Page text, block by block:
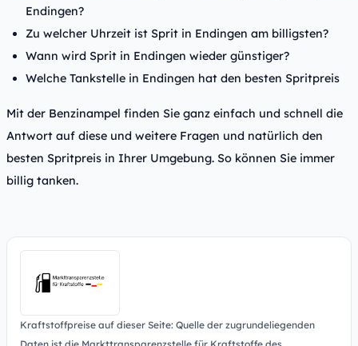
Endingen?
Zu welcher Uhrzeit ist Sprit in Endingen am billigsten?
Wann wird Sprit in Endingen wieder günstiger?
Welche Tankstelle in Endingen hat den besten Spritpreis
Mit der Benzinampel finden Sie ganz einfach und schnell die
Antwort auf diese und weitere Fragen und natürlich den
besten Spritpreis in Ihrer Umgebung. So können Sie immer
billig tanken.
Kraftstoffpreise auf dieser Seite: Quelle der zugrundeliegenden